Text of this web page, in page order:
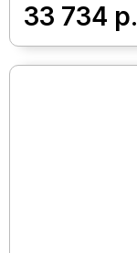
33 734 р.